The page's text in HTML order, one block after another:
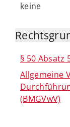
keine
§ 50 Absatz
Allgemeine
(BMGVwV)